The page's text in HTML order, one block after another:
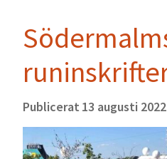
Publicerat 13 augusti 2022